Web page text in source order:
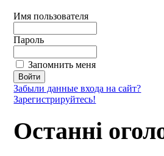
Имя пользователя
Пароль
Запомнить меня
Забыли данные входа на сайт?
Зарегистрируйтесь!
Останні